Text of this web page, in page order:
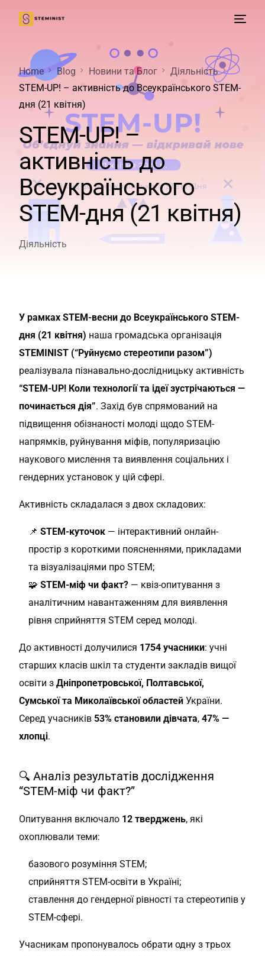
Home Blog Новини та Блог
Діяльність
STEM-UP! – активність до Всеукраїнського STEM-
дня (21 квітня)
STEM-UP! –
активність до
Всеукраїнського
STEM-дня (21 квітня)
Діяльність
У рамках STEM-весни до Всеукраїнського STEM-
дня (21 квітня) наша громадська організація
STEMINIST (“Руйнуємо стереотипи разом”)
реалізувала пізнавально-дослідницьку активність
“STEM-UP! Коли технології та ідеї зустрічаються —
починається дія”. Захід був спрямований на
підвищення обізнаності молоді щодо STEM-
напрямків, руйнування міфів, популяризацію
наукового мислення та виявлення соціальних і
гендерних установок у цій сфері.
Активність складалася з двох складових:
📌STEM-куточок — інтерактивний онлайн-
простір з короткими поясненнями, прикладами
та візуалізаціями про STEM;
🧩STEM-міф чи факт? — квіз-опитування з
аналітичним навантаженням для виявлення
рівня сприйняття STEM серед молоді.
До активності долучилися 1754 учасники: учні
старших класів шкіл та студенти закладів вищої
освіти зДніпропетровської, Полтавської,
Сумської та Миколаївської областей України.
Серед учасників53% становили дівчата,47% —
хлопці.
🔍 Аналіз результатів дослідження
“STEM-міф чи факт?”
Опитування включало 12 тверджень, які
охоплювали теми:
базового розуміння STEM;
сприйняття STEM-освіти в Україні;
ставлення до гендерної рівності та стереотипів у
STEM-сфері.
Учасникам пропонувалось обрати одну з трьох